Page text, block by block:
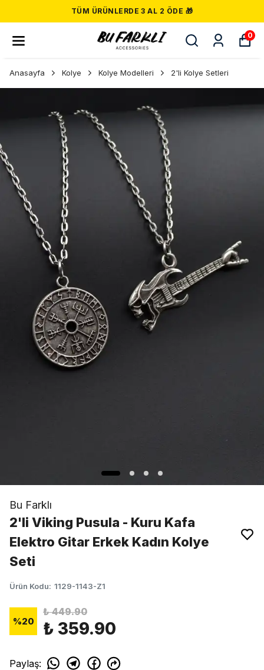
500 TL VE ÜZERI ÜCRETSIZ KARGO! 📦
0
Anasayfa Kolye Kolye Modelleri 2'li Kolye Setleri
Bu Farklı
2'li Viking Pusula - Kuru Kafa
Elektro Gitar Erkek Kadın Kolye
Seti
Ürün Kodu: 1129-1143-Z1
%20
₺ 449.90
₺ 359.90
Paylaş: